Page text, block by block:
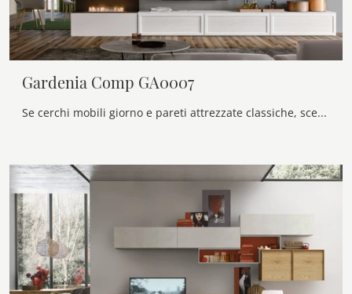
Gardenia Comp GA0007
Se cerchi mobili giorno e pareti attrezzate classiche, scegli il modello Gardenia Comp GA0007 di Maronese: clicca e ottieni informazioni!